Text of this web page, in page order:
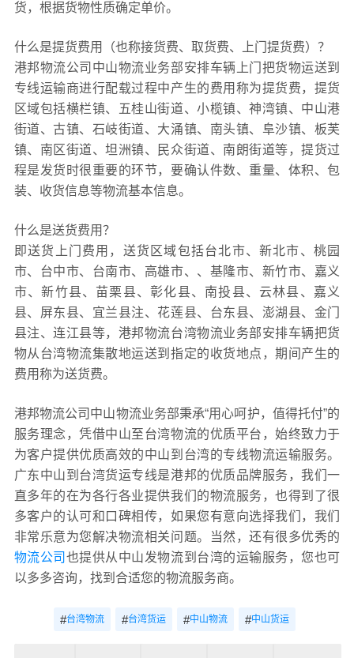
货，根据货物性质确定单价。
什么是提货费用（也称接货费、取货费、上门提货费）？
港邦物流公司中山物流业务部安排车辆上门把货物运送到
专线运输商进行配载过程中产生的费用称为提货费，提货
区域包括横栏镇、五桂山街道、小榄镇、神湾镇、中山港
街道、古镇、石岐街道、大涌镇、南头镇、阜沙镇、板芙
镇、南区街道、坦洲镇、民众街道、南朗街道等，提货过
程是发货时很重要的环节，要确认件数、重量、体积、包
装、收货信息等物流基本信息。
什么是送货费用？
即送货上门费用，送货区域包括台北市、新北市、桃园
市、台中市、台南市、高雄市、、基隆市、新竹市、嘉义
市、新竹县、苗栗县、彰化县、南投县、云林县、嘉义
县、屏东县、宜兰县注、花莲县、台东县、澎湖县、金门
县注、连江县等，港邦物流台湾物流业务部安排车辆把货
物从台湾物流集散地运送到指定的收货地点，期间产生的
费用称为送货费。
港邦物流公司中山物流业务部秉承“用心呵护，值得托付”的
服务理念，凭借中山至台湾物流的优质平台，始终致力于
为客户提供优质高效的中山到台湾的专线物流运输服务。
广东中山到台湾货运专线是港邦的优质品牌服务，我们一
直多年的在为各行各业提供我们的物流服务，也得到了很
多客户的认可和口碑相传，如果您有意向选择我们，我们
非常乐意为您解决物流相关问题。当然，还有很多优秀的
物流公司 也提供从中山发物流到台湾的运输服务，您也可
以多多咨询，找到合适您的物流服务商。
#台湾物流 #台湾货运 #中山物流 #中山货运